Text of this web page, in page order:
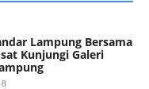
Lampung Bersama
Kunjungi Galeri